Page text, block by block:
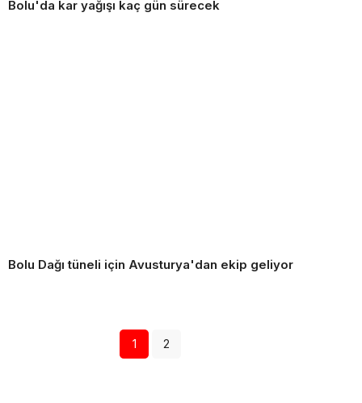
Bolu'da kar yağışı kaç gün sürecek
Bolu Dağı tüneli için Avusturya'dan ekip geliyor
1 2